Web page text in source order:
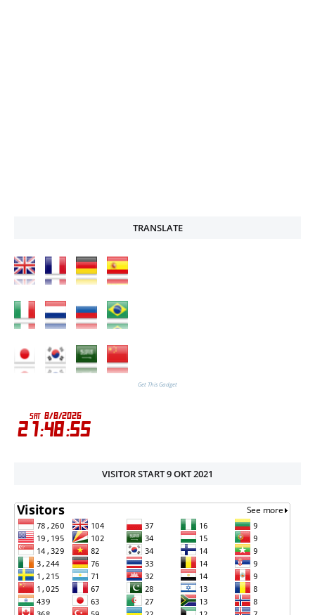
TRANSLATE
Get This Gadget
VISITOR START 9 OKT 2021